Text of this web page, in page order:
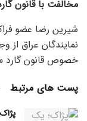
مخالفت با قانون
شیرین رضا عضو
نمایندگان عراق از
خصوص قانون گارد
پست های مرتبط